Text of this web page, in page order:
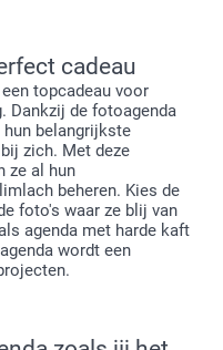
cadeau
topcadeau voor
Dankzij de fotoagenda
hun belangrijkste
zich. Met deze
ze al hun
beheren. Kies de
foto's waar ze blij van
agenda met harde kaft
wordt een